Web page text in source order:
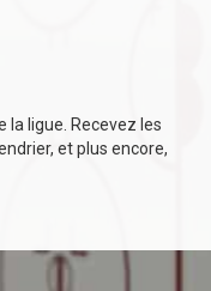
la ligue. Recevez les
et plus encore,